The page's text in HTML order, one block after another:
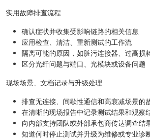
实用故障排查流程
确认症状并收集受影响链路的相关信息
应用检查、清洁、重新测试的工作流
隔离可能的原因，如脏污连接器、过高损
区分光纤问题与端口、光模块或设备问题
现场场景、文档记录与升级处理
排查无连接、间歇性通信和高衰减场景的
在清晰的现场报告中记录测试结果和观察
向内部支持团队或外部承包商传达调查结
知道何时停止测试并升级为维修或专业诊